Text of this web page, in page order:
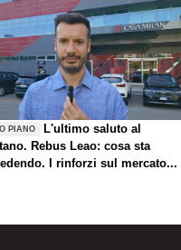
PIANO
L'ultimo saluto al
Rebus Leao: cosa sta
I rinforzi sul mercato...